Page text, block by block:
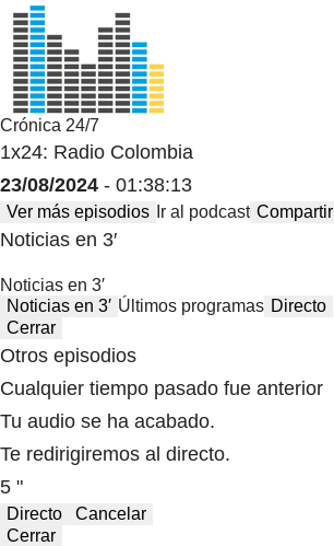
Crónica 24/7
1x24: Radio Colombia
23/08/2024 - 01:38:13
Ver más episodios Ir al podcast Compartir
Noticias en 3′
Noticias en 3′
Noticias en 3′ Últimos programas Directo
Cerrar
Otros episodios
Cualquier tiempo pasado fue anterior
Tu audio se ha acabado.
Te redirigiremos al directo.
5 "
Directo
Cancelar
Cerrar